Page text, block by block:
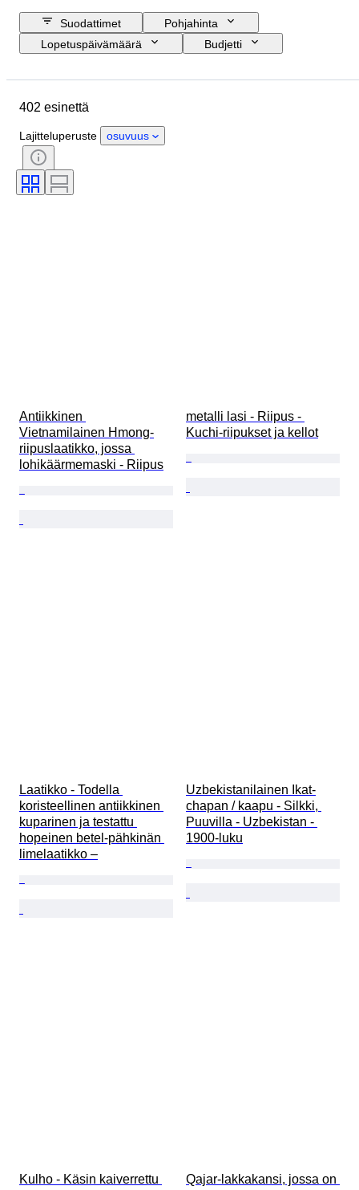
Suodattimet
Pohjahinta
Lopetuspäivämäärä
Budjetti
Materiaali
Kivi
Aihe
Tyylisuuntaus
Tekniikka
Painos
402 esinettä
Lajitteluperuste osuvuus
Antiikkinen
Vietnamilainen Hmong-
riipuslaatikko, jossa
lohikäärmemaski - Riipus
metalli lasi - Riipus -
Kuchi-riipukset ja kellot
Laatikko - Todella
koristeellinen antiikkinen
kuparinen ja testattu
hopeinen betel-pähkinän
limelaatikko –
Uzbekistanilainen Ikat-
chapan / kaapu - Silkki,
Puuvilla - Uzbekistan -
1900-luku
Kulho - Käsin kaiverrettu
Qajar-lakkakansi, jossa on